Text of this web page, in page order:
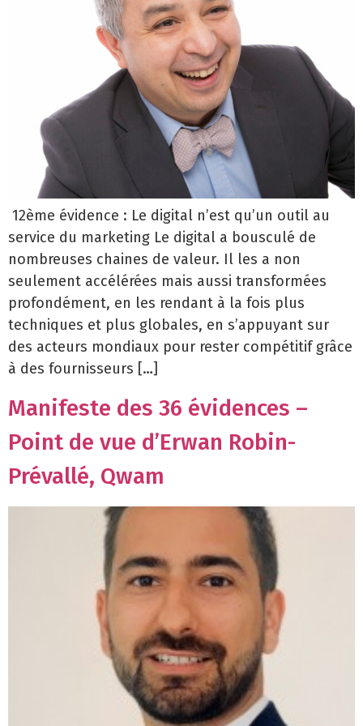
12ème évidence : Le digital n’est qu’un outil au
service du marketing Le digital a bousculé de
nombreuses chaines de valeur. Il les a non
seulement accélérées mais aussi transformées
profondément, en les rendant à la fois plus
techniques et plus globales, en s’appuyant sur
des acteurs mondiaux pour rester compétitif grâce
à des fournisseurs […]
Manifeste des 36 évidences –
Point de vue d’Erwan Robin-
Prévallé, Qwam